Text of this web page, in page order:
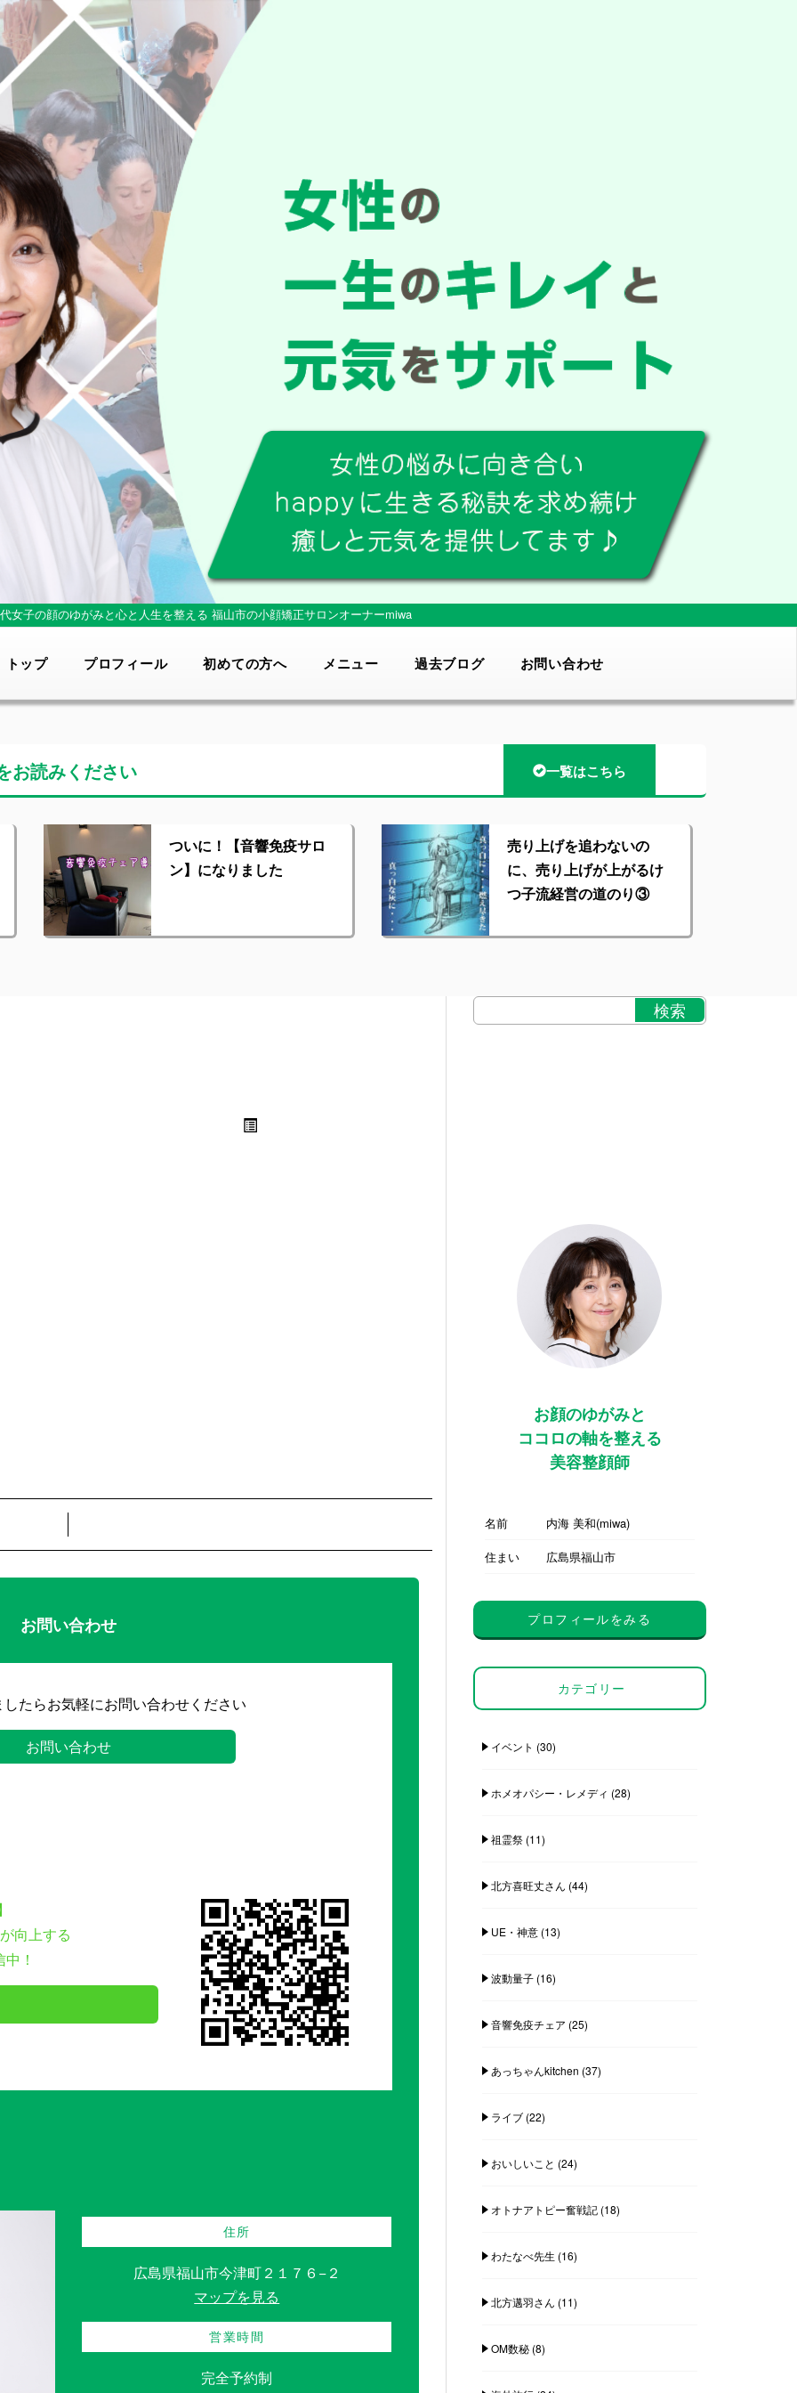
女子の顔のゆがみと心と人生を整える 福山市の小顔矯正サロンオーナーmiwa
トップ プロフィール 初めての方へ メニュー 過去ブログ お問い合わせ
お読みください 一覧はこちら
ついに！【音響免疫サロ
ン】になりました
売り上げを追わないの
に、売り上げが上がるけ
つ子流経営の道のり③
お問い合わせ
たらお気軽にお問い合わせください
お問い合わせ
向上する
！
住所
広島県福山市今津町２１７６−２
マップを見る
営業時間
完全予約制
お顔のゆがみと
ココロの軸を整える
美容整顔師
名前
内海 美和(miwa)
住まい
広島県福山市
プロフィールをみる
カテゴリー
イベント (30)
ホメオパシー・レメディ (28)
祖霊祭(11)
北方喜旺丈さん (44)
UE・神意(13)
波動量子(16)
音響免疫チェア (25)
あっちゃんkitchen (37)
ライブ(22)
おいしいこと (24)
オトナアトピー奮戦記(18)
わたなべ先生 (16)
北方邁羽さん (11)
OM数秘(8)